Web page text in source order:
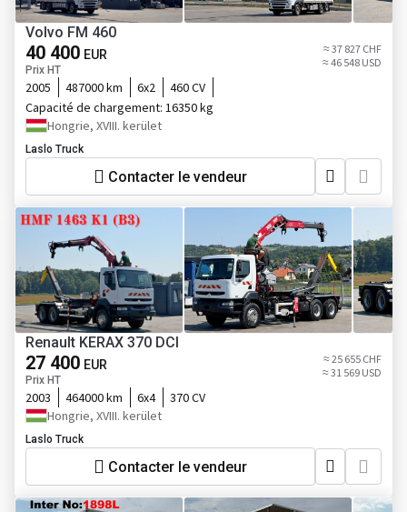
Volvo FM 460
40 400 EUR
Prix HT
≈ 37 827 CHF
≈ 46 548 USD
2005 487000 km 6x2
460 CV
Capacité de chargement: 16350 kg
Hongrie, XVIII. kerület
Laslo Truck
Contacter le vendeur
Renault KERAX 370 DCI
27 400 EUR
Prix HT
≈ 25 655 CHF
≈ 31 569 USD
2003 464000 km 6x4
370 CV
Hongrie, XVIII. kerület
Laslo Truck
Contacter le vendeur